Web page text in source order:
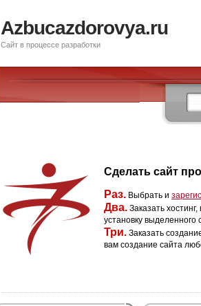
Azbucazdorovya.ru
Сайт в процессе разработки
Сделать сайт
Раз. Выбрать и
Два. Заказать
установку выделенного
Три. Заказать
вам создание сайта